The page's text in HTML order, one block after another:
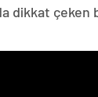
dikkat çeken